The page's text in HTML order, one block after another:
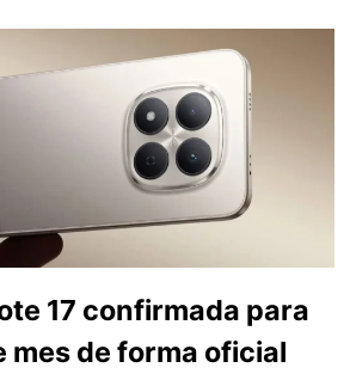
17 confirmada para
mes de forma oficial